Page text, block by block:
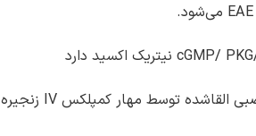
3.4. قرارگیری در معرض مهارکننده‌های اختصاصی مسیر فعال‌شده توسط NO در برابر سمیت عصبی القاشده توسط مهار کمپلکس IV زنجیره